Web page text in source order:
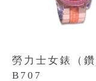
勞力士女錶（鑽
B707